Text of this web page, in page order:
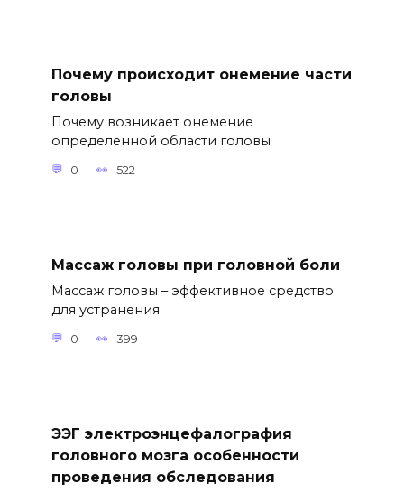
Почему происходит онемение части
головы
Почему возникает онемение
определенной области головы
0 522
Массаж головы при головной боли
Массаж головы – эффективное средство
для устранения
0 399
ЭЭГ электроэнцефалография
головного мозга особенности
проведения обследования